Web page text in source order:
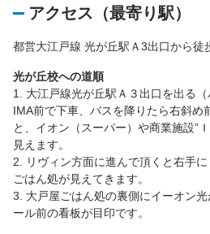
アクセス（最寄り駅）
都営大江戸線 光が丘駅Ａ3出口から
光が丘校への道順
1. 大江戸線光が丘駅Ａ３出口を出る
IMA前で下車、バスを降りたら右斜め
と、イオン（スーパー）や商業施設”
見えます。
2. リヴィン方面に進んで頂くと右手
ごはん処が見えてきます。
3. 大戸屋ごはん処の裏側にイーオン
ール前の看板が目印です。